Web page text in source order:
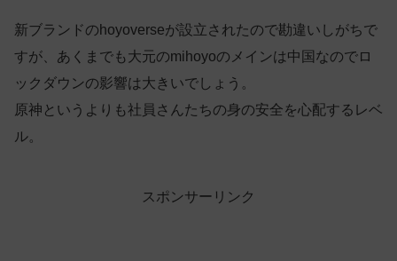
新ブランドのhoyoverseが設立されたので勘違いしがちで
すが、あくまでも大元のmihoyoのメインは中国なのでロ
ックダウンの影響は大きいでしょう。
原神というよりも社員さんたちの身の安全を心配するレベ
ル。
スポンサーリンク